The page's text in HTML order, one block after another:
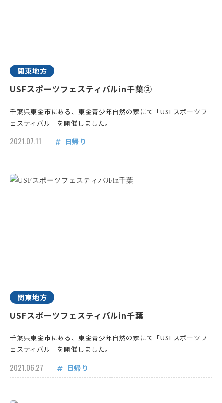
関東地方
USFスポーツフェスティバルin千葉②
千葉県東金市にある、東金青少年自然の家にて「USFスポーツフ
ェスティバル」を開催しました。
2021.07.11 日帰り
関東地方
USFスポーツフェスティバルin千葉
千葉県東金市にある、東金青少年自然の家にて「USFスポーツフ
ェスティバル」を開催しました。
2021.06.27 日帰り